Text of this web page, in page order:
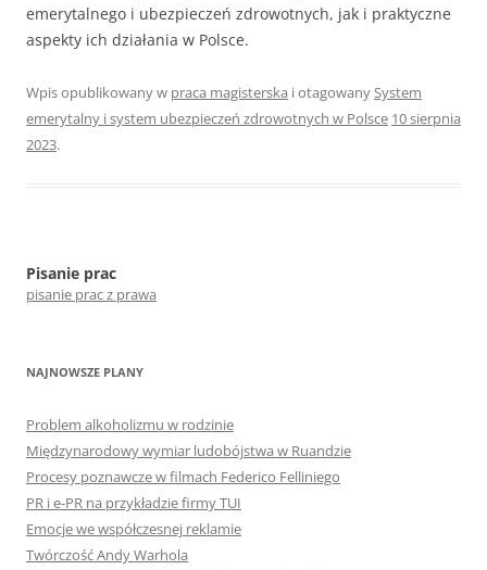
emerytalnego i ubezpieczeń zdrowotnych, jak i praktyczne
aspekty ich działania w Polsce.
Wpis opublikowany w praca magisterska i otagowanySystem
emerytalny i system ubezpieczeń zdrowotnych w Polsce 10 sierpnia
2023.
Pisanie prac
pisanie prac z prawa
NAJNOWSZE PLANY
Problem alkoholizmu w rodzinie
Międzynarodowy wymiar ludobójstwa w Ruandzie
Procesy poznawcze w filmach Federico Felliniego
PR i e-PR na przykładzie firmy TUI
Emocje we współczesnej reklamie
Twórczość Andy Warhola